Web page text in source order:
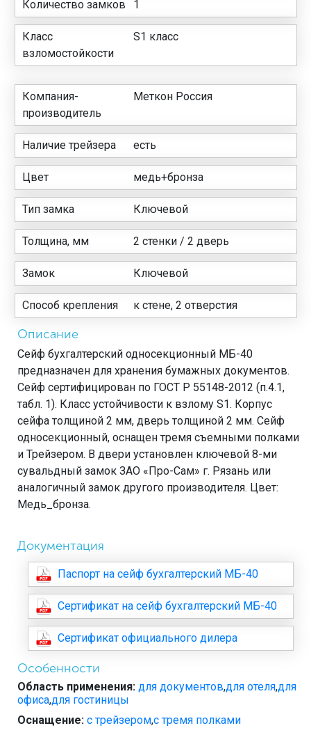
Количество замков 1
Класс
взломостойкости
S1 класс
Компания-
производитель
Меткон Россия
Наличие трейзера есть
Цвет медь+бронза
Тип замка Ключевой
Толщина, мм 2 стенки / 2 дверь
Замок Ключевой
Способ крепления к стене, 2 отверстия
Описание
Сейф бухгалтерский односекционный МБ-40
предназначен для хранения бумажных документов.
Сейф сертифицирован по ГОСТ Р 55148-2012 (п.4.1,
табл. 1). Класс устойчивости к взлому S1. Корпус
сейфа толщиной 2 мм, дверь толщиной 2 мм. Сейф
односекционный, оснащен тремя съемными полками
и Трейзером. В двери установлен ключевой 8-ми
сувальдный замок ЗАО «Про-Сам» г. Рязань или
аналогичный замок другого производителя. Цвет:
Медь_бронза.
Документация
Паспорт на сейф бухгалтерский МБ-40
Сертификат на сейф бухгалтерский МБ-40
Сертификат официального дилера
Особенности
Область применения: для документов,для отеля,для
офиса,для гостиницы
Оснащение: с трейзером,с тремя полками